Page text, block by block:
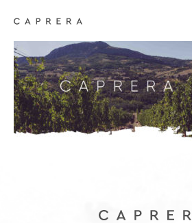
caprera-social-